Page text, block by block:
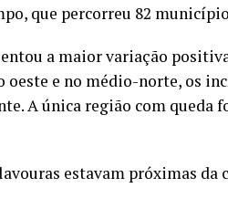
que percorreu 82
a maior variação
oeste e no médio-norte, os
A única região com queda
estavam próximas